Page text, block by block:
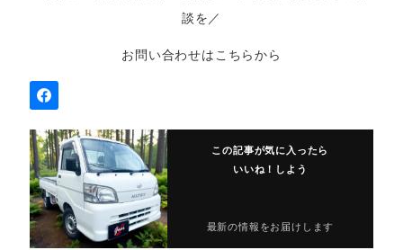
談を／
お問い合わせはこちらから
この記事が気に入ったら
いいね！しよう
最新の情報をお届けします